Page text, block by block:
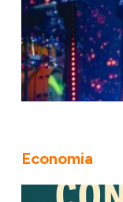
Economia